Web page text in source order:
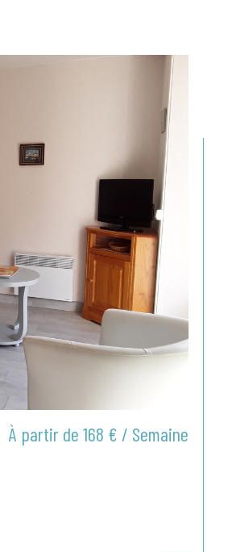
À partir de 168 € / Semaine